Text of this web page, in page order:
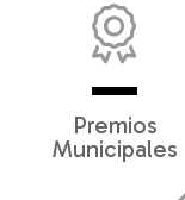
Premios
Municipales